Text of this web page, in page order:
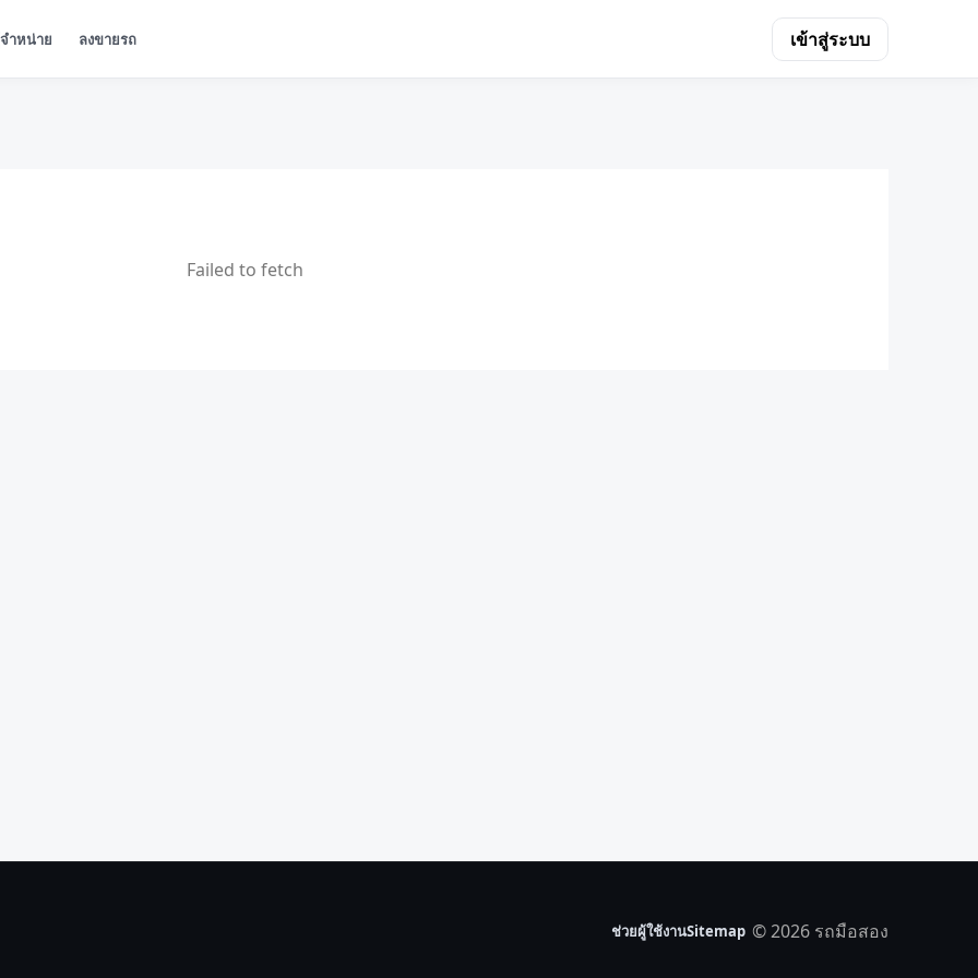
ำหน่าย ลงขายรถ เข้าสู่ระบบ
Failed to fetch
ช่วยผู้ใช้งานSitemap © 2026 รถมือสอง